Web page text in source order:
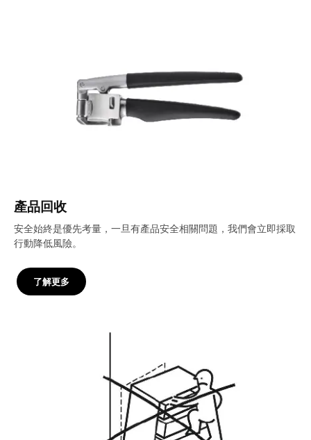
產品回收
安全始終是優先考量，一旦有產品安全相關問題，我們會立即採取
行動降低風險。
了解更多